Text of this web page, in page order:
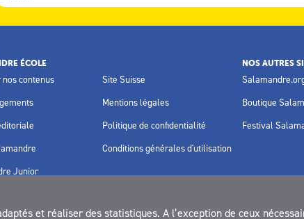
ÉCOLE
contenus
Junior
Site Suisse
Mentions légales
Politique de confidentialité
Conditions générales d'utilisation
NOS AUTRES
Boutique
Festival
et réaliser des statistiques. A l’exception de ceux